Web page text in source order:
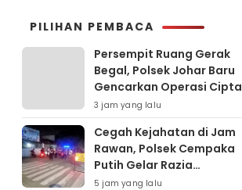
PILIHAN PEMBACA
Persempit Ruang Gerak
Begal, Polsek Johar Baru
Gencarkan Operasi Cipta
Kondisi Dini Hari
3 jam yang lalu
Cegah Kejahatan di Jam
Rawan, Polsek Cempaka
Putih Gelar Razia
Stasioner
5 jam yang lalu